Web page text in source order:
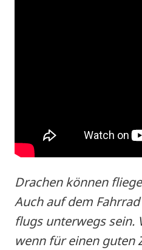
Drachen können
Auch auf dem
flugs unterwegs sein.
wenn für einen guten